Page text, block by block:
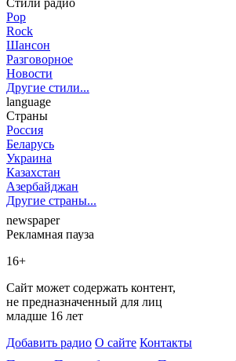
Pop
Rock
Шансон
Разговорное
Новости
Другие стили...
language
Страны
Россия
Беларусь
Украина
Казахстан
Азербайджан
Другие страны...
newspaper
Рекламная пауза
16+
Сайт может содержать контент,
не предназначенный для лиц
младше 16 лет
Добавить радио О сайте Контакты